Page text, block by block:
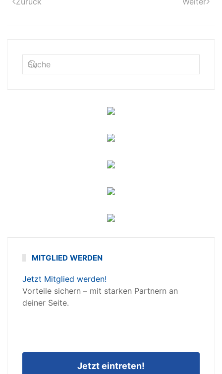
MITGLIED WERDEN
Jetzt Mitglied werden!
Vorteile sichern – mit starken Partnern an
deiner Seite.
Jetzt eintreten!